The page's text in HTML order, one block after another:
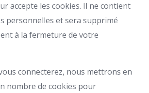
accepte les cookies. Il ne contient
personnelles et sera supprimé
à la fermeture de votre
connecterez, nous mettrons en
nombre de cookies pour